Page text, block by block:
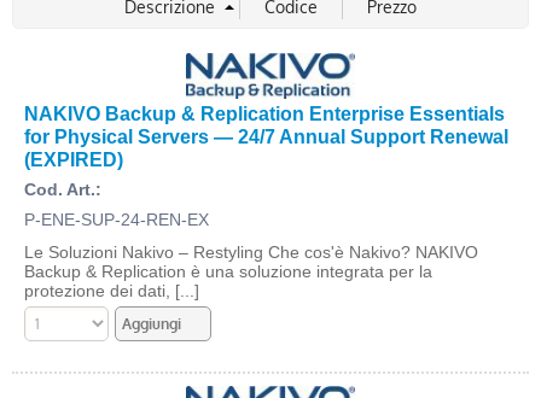
Newsletter
PROMO ATTIVE
NAKIVO Backup & Replication Enterprise Essentials
for Physical Servers — 24/7 Annual Support Renewal
(EXPIRED)
Cod. Art.:
P-ENE-SUP-24-REN-EX
Le Soluzioni Nakivo – Restyling Che cos'è Nakivo? NAKIVO
Backup & Replication è una soluzione integrata per la
protezione dei dati, [...]